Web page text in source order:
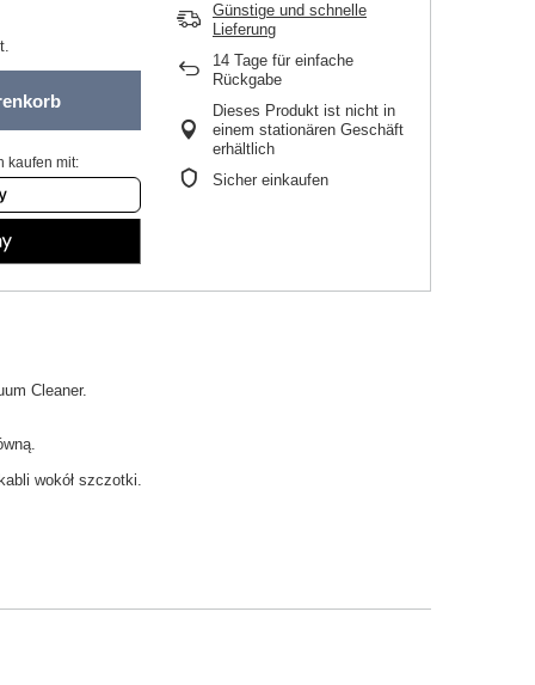
kaufen mit:
Günstige und schnelle
Lieferung
14 Tage für einfache
Rückgabe
Dieses Produkt ist nicht in
einem stationären Geschäft
erhältlich
Sicher einkaufen
Cleaner.
.
wokół szczotki.